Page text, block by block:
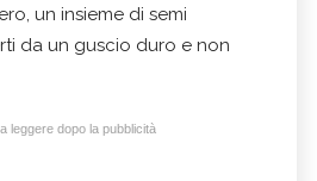
un insieme di semi
da un guscio duro e non
leggere dopo la pubblicità